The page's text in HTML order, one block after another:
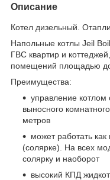
Описание
Котел дизельный.
Напольные котлы Jeil
ГВС квартир и
помещений площадью
Преимущества:
управление
выносного
метров
может работать
(солярке). На всех
солярку и наоборот
высокий КПД